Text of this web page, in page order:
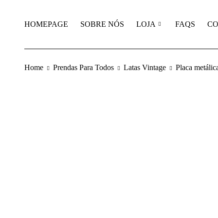
HOMEPAGE SOBRE NÓS LOJA FAQS
Home Prendas Para Todos Latas Vintage Placa